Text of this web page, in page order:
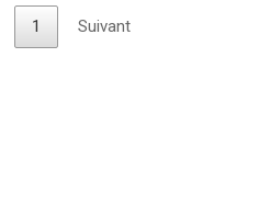
1 Suivant